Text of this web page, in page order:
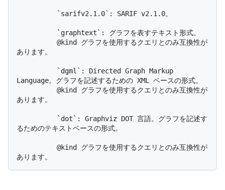
あります。
Language。グラフを記述するための XML ベースの形式。
あります。
るためのテキストベースの形式。